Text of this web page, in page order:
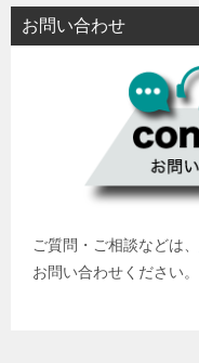
お問い合わせ
ご質問・ご相談などは、
お問い合わせください。